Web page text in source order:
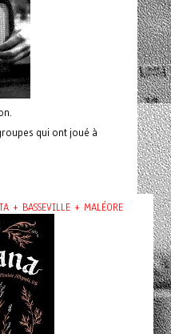
qui ont joué à
+ BASSEVILLE + MALÉORE